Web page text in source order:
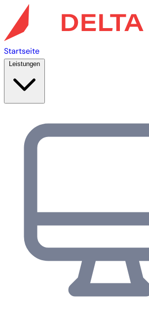
Startseite